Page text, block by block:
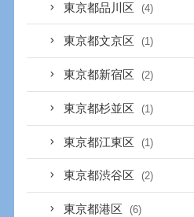
東京都品川区 (4)
東京都文京区 (1)
東京都新宿区 (2)
東京都杉並区 (1)
東京都江東区 (1)
東京都渋谷区 (2)
東京都港区 (6)